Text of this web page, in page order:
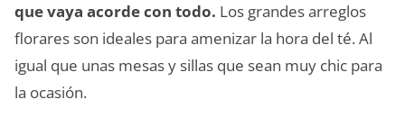
que vaya acorde con todo. Los grandes arreglos
florares son ideales para amenizar la hora del té. Al
igual que unas mesas y sillas que sean muy chic para
la ocasión.